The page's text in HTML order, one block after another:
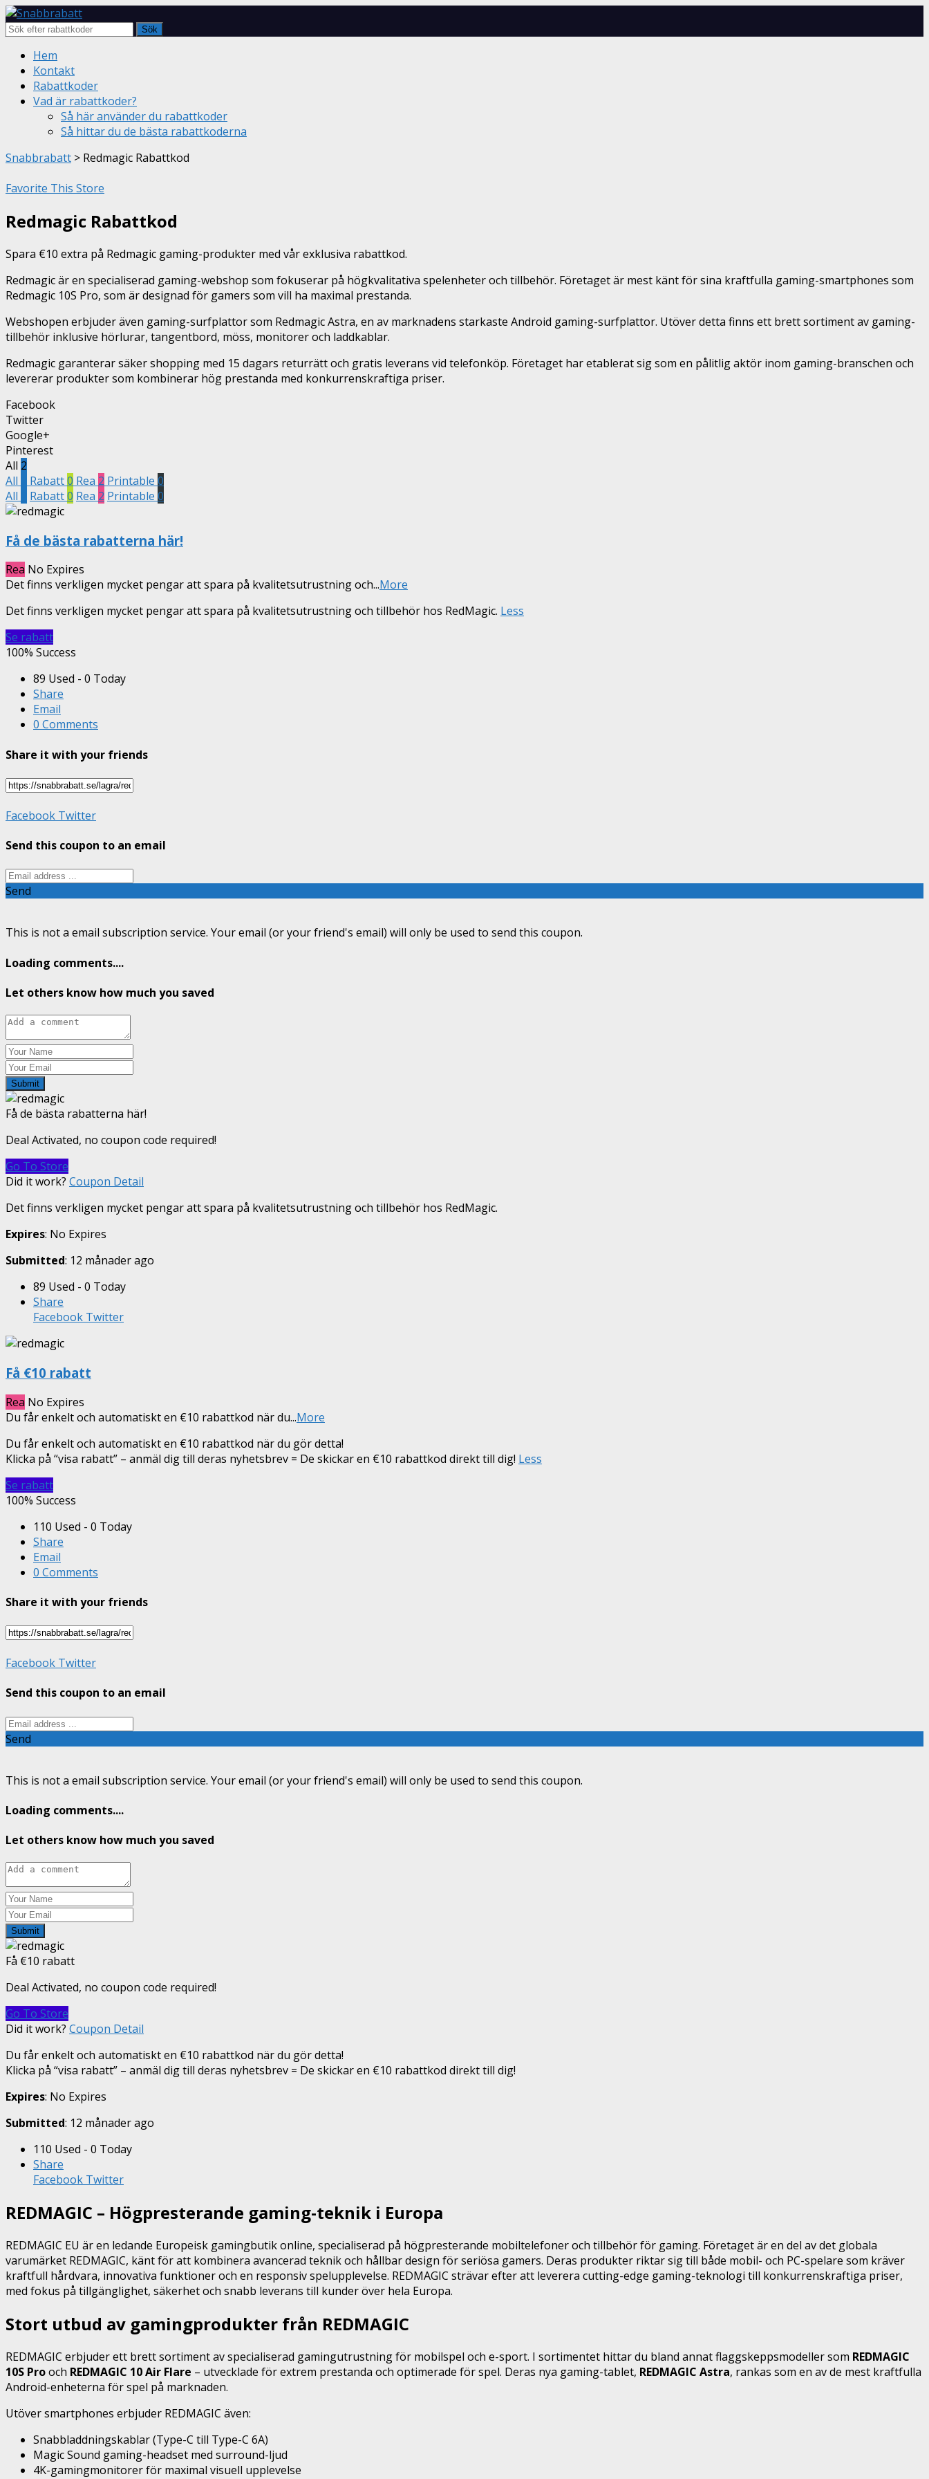
Sök
Skip
content
Hem
Kontakt
Rabattkoder
Vad är rabattkoder?
Så här använder du rabattkoder
Så hittar du de bästa rabattkoderna
Snabbrabatt > Redmagic Rabattkod
Favorite This Store
Redmagic Rabattkod
Spara €10 extra på Redmagic gaming-produkter med vår exklusiva rabattkod.
Redmagic är en specialiserad gaming-webshop som fokuserar på högkvalitativa spelenheter och tillbehör. Företaget är mest känt för sina kraftfulla gaming-smartphones som
Redmagic 10S Pro, som är designad för gamers som vill ha maximal prestanda.
Webshopen erbjuder även gaming-surfplattor som Redmagic Astra, en av marknadens starkaste Android gaming-surfplattor. Utöver detta finns ett brett sortiment av gaming-
tillbehör inklusive hörlurar, tangentbord, möss, monitorer och laddkablar.
Redmagic garanterar säker shopping med 15 dagars returrätt och gratis leverans vid telefonköp. Företaget har etablerat sig som en pålitlig aktör inom gaming-branschen och
levererar produkter som kombinerar hög prestanda med konkurrenskraftiga priser.
Facebook
Twitter
Google+
Pinterest
All 2
All
Rabatt0 Rea 2 Printable 0
All
Rabatt0 Rea 2 Printable 0
Få de bästa rabatterna här!
Rea No Expires
Det finns verkligen mycket pengar att spara på kvalitetsutrustning och...More
Det finns verkligen mycket pengar att spara på kvalitetsutrustning och tillbehör hos RedMagic. Less
Se rabatt
100% Success
89 Used - 0 Today
Share
Email
0 Comments
Share it with your friends
Facebook Twitter
Send this coupon to an email
Send
This is not a email subscription service. Your email (or your friend's email) will only be used to send this coupon.
Loading comments....
Let others know how much you saved
Submit
Få de bästa rabatterna här!
Deal Activated, no coupon code required!
Go To Store
Did it work? Coupon Detail
Det finns verkligen mycket pengar att spara på kvalitetsutrustning och tillbehör hos RedMagic.
Expires: No Expires
Submitted: 12 månader ago
89 Used - 0 Today
Share
Facebook Twitter
Få €10 rabatt
Rea No Expires
Du får enkelt och automatiskt en €10 rabattkod när du...More
Du får enkelt och automatiskt en €10 rabattkod när du gör detta!
Klicka på “visa rabatt” – anmäl dig till deras nyhetsbrev = De skickar en €10 rabattkod direkt till dig! Less
Se rabatt
100% Success
110 Used - 0 Today
Share
Email
0 Comments
Share it with your friends
Facebook Twitter
Send this coupon to an email
Send
This is not a email subscription service. Your email (or your friend's email) will only be used to send this coupon.
Loading comments....
Let others know how much you saved
Submit
Få €10 rabatt
Deal Activated, no coupon code required!
Go To Store
Did it work? Coupon Detail
Du får enkelt och automatiskt en €10 rabattkod när du gör detta!
Klicka på “visa rabatt” – anmäl dig till deras nyhetsbrev = De skickar en €10 rabattkod direkt till dig!
Expires: No Expires
Submitted: 12 månader ago
110 Used - 0 Today
Share
Facebook Twitter
REDMAGIC – Högpresterande gaming-teknik i Europa
REDMAGIC EU är en ledande Europeisk gamingbutik online, specialiserad på högpresterande mobiltelefoner och tillbehör för gaming. Företaget är en del av det globala
varumärket REDMAGIC, känt för att kombinera avancerad teknik och hållbar design för seriösa gamers. Deras produkter riktar sig till både mobil- och PC-spelare som kräver
kraftfull hårdvara, innovativa funktioner och en responsiv spelupplevelse. REDMAGIC strävar efter att leverera cutting-edge gaming-teknologi till konkurrenskraftiga priser,
med fokus på tillgänglighet, säkerhet och snabb leverans till kunder över hela Europa.
Stort utbud av gamingprodukter från REDMAGIC
REDMAGIC erbjuder ett brett sortiment av specialiserad gamingutrustning för mobilspel och e-sport. I sortimentet hittar du bland annat flaggskeppsmodeller som REDMAGIC
10S Prooch REDMAGIC 10 Air Flare – utvecklade för extrem prestanda och optimerade för spel. Deras nya gaming-tablet, REDMAGIC Astra, rankas som en av de mest kraftfulla
Android-enheterna för spel på marknaden.
Utöver smartphones erbjuder REDMAGIC även:
Snabbladdningskablar (Type-C till Type-C 6A)
Magic Sound gaming-headset med surround-ljud
4K-gamingmonitorer för maximal visuell upplevelse